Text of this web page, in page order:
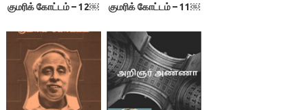
குமரிக் கோட்டம் – 12￼
குமரிக் கோட்டம் – 11￼